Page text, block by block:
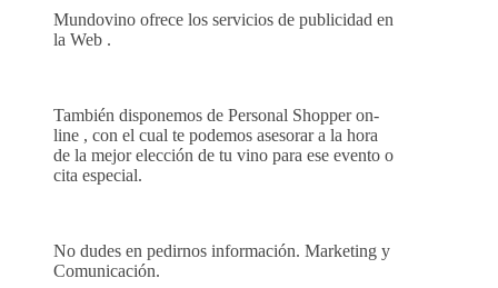
Mundovino ofrece los servicios de publicidad en
la Web .
También disponemos de Personal Shopper on-
line , con el cual te podemos asesorar a la hora
de la mejor elección de tu vino para ese evento o
cita especial.
No dudes en pedirnos información. Marketing y
Comunicación.